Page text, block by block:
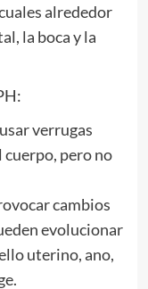
alrededor
la boca y la
verrugas
cuerpo, pero no
cambios
evolucionar
uterino, ano,